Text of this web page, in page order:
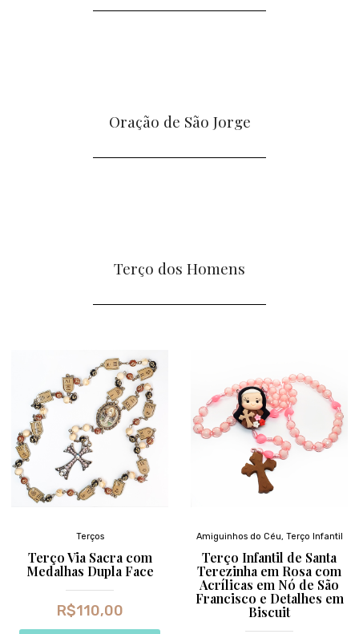
Oração de São Jorge
Terço dos Homens
Terços
Terço Via Sacra com
Medalhas Dupla Face
R$110,00
Amiguinhos do Céu, Terço Infantil
Terço Infantil de Santa
Terezinha em Rosa com
Acrílicas em Nó de São
Francisco e Detalhes em
Biscuit